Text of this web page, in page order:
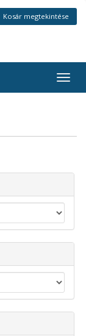
Kosár megtekintése
a